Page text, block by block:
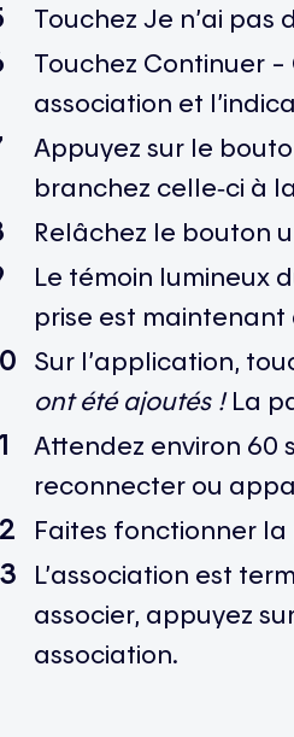
Touchez Je n’ai pas
Touchez Continuer
association et
Appuyez sur le
branchez celle‑ci à
Relâchez le bouton
Le témoin lumineux
prise est
Sur l’application,
ont été ajoutés !La
Attendez environ 60
reconnecter ou
Faites fonctionner la
L’association est
associer, appuyez
association.